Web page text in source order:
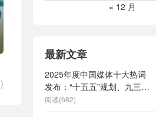
)
« 12 月
最新文章
2025年度中国媒体十大热词
发布：“十五五”规划、九三阅
兵、全球治理倡议、
阅读(682)